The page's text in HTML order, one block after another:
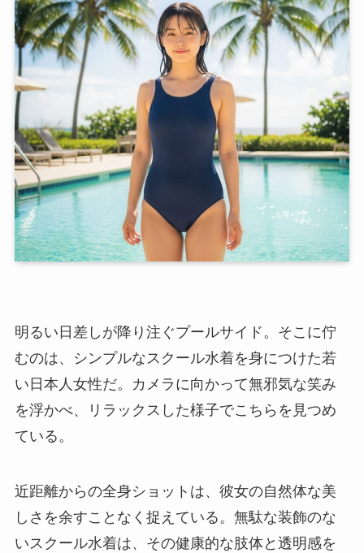
明るい日差しが降り注ぐプールサイド。そこに佇
むのは、シンプルなスクール水着を身につけた若
い日本人女性だ。カメラに向かって無邪気な笑み
を浮かべ、リラックスした様子でこちらを見つめ
ている。
近距離からの全身ショットは、彼女の自然体な美
しさを余すことなく捉えている。無駄な装飾のな
いスクール水着は、その健康的な肢体と透明感を